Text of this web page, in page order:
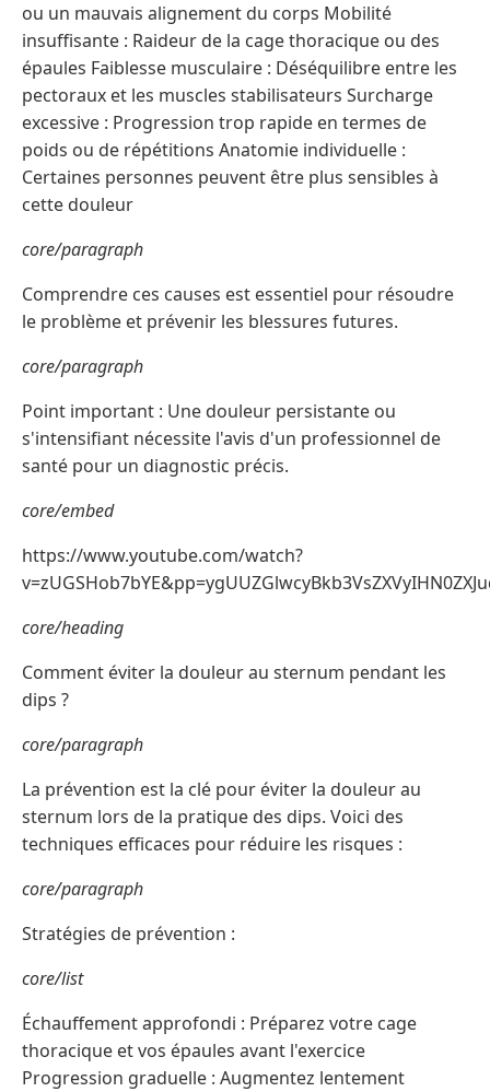
ou un mauvais alignement du corps Mobilité
insuffisante : Raideur de la cage thoracique ou des
épaules Faiblesse musculaire : Déséquilibre entre les
pectoraux et les muscles stabilisateurs Surcharge
excessive : Progression trop rapide en termes de
poids ou de répétitions Anatomie individuelle :
Certaines personnes peuvent être plus sensibles à
cette douleur
core/paragraph
Comprendre ces causes est essentiel pour résoudre
le problème et prévenir les blessures futures.
core/paragraph
Point important : Une douleur persistante ou
s'intensifiant nécessite l'avis d'un professionnel de
santé pour un diagnostic précis.
core/embed
https://www.youtube.com/watch?
core/heading
Comment éviter la douleur au sternum pendant les
dips ?
core/paragraph
La prévention est la clé pour éviter la douleur au
sternum lors de la pratique des dips. Voici des
techniques efficaces pour réduire les risques :
core/paragraph
Stratégies de prévention :
core/list
Échauffement approfondi : Préparez votre cage
thoracique et vos épaules avant l'exercice
Progression graduelle : Augmentez lentement